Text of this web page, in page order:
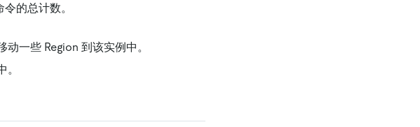
的总计数。
一些 Region 到该实例中。